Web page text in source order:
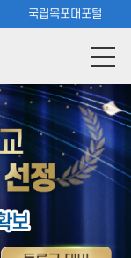
국립목포대포털